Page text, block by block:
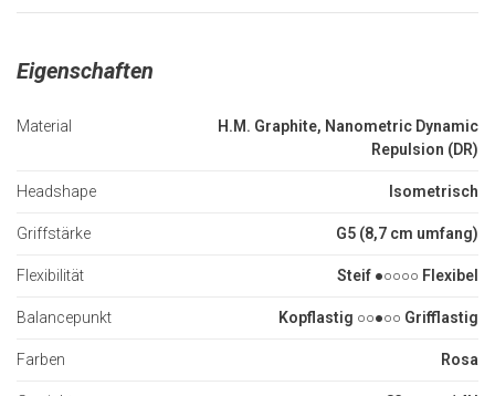
Eigenschaften
Material
H.M. Graphite, Nanometric Dynamic
Repulsion (DR)
Headshape Isometrisch
Griffstärke G5 (8,7 cm umfang)
Flexibilität Steif ●○○○○ Flexibel
Balancepunkt Kopflastig ○○●○○ Grifflastig
Farben Rosa